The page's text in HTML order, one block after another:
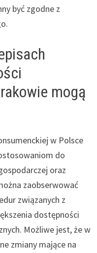
być zgodne z
mogą
w Polsce
do
oraz
zaobserwować
związanych z
dostępności
Możliwe jest, że w
zmiany mające na